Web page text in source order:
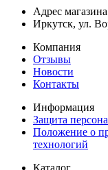
Адрес магазина
Иркутск, ул.
Компания
Отзывы
Новости
Контакты
Информация
Защита
Положение о
технологий